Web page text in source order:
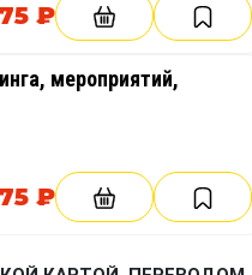
₽
мероприятий,
₽